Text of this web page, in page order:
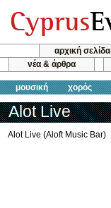
αρχική σελίδα
νέα & άρθρα
μουσική χορός
Alot Live
Alot Live (Aloft Music Bar)